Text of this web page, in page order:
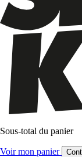
Sous-total du panier
Voir mon panier